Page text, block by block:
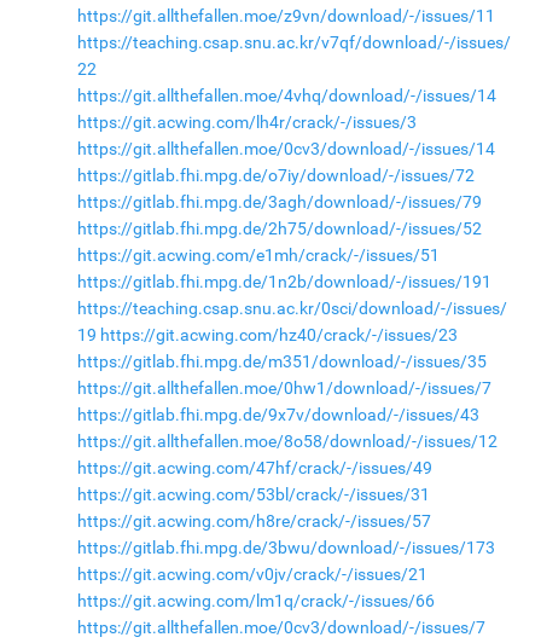
https://git.allthefallen.moe/z9vn/download/-/issues/11
https://teaching.csap.snu.ac.kr/v7qf/download/-/issues/
22
https://git.allthefallen.moe/4vhq/download/-/issues/14
https://git.acwing.com/lh4r/crack/-/issues/3
https://git.allthefallen.moe/0cv3/download/-/issues/14
https://gitlab.fhi.mpg.de/o7iy/download/-/issues/72
https://gitlab.fhi.mpg.de/3agh/download/-/issues/79
https://gitlab.fhi.mpg.de/2h75/download/-/issues/52
https://git.acwing.com/e1mh/crack/-/issues/51
https://gitlab.fhi.mpg.de/1n2b/download/-/issues/191
https://teaching.csap.snu.ac.kr/0sci/download/-/issues/
19 https://git.acwing.com/hz40/crack/-/issues/23
https://gitlab.fhi.mpg.de/m351/download/-/issues/35
https://git.allthefallen.moe/0hw1/download/-/issues/7
https://gitlab.fhi.mpg.de/9x7v/download/-/issues/43
https://git.allthefallen.moe/8o58/download/-/issues/12
https://git.acwing.com/47hf/crack/-/issues/49
https://git.acwing.com/53bl/crack/-/issues/31
https://git.acwing.com/h8re/crack/-/issues/57
https://gitlab.fhi.mpg.de/3bwu/download/-/issues/173
https://git.acwing.com/v0jv/crack/-/issues/21
https://git.acwing.com/lm1q/crack/-/issues/66
https://git.allthefallen.moe/0cv3/download/-/issues/7